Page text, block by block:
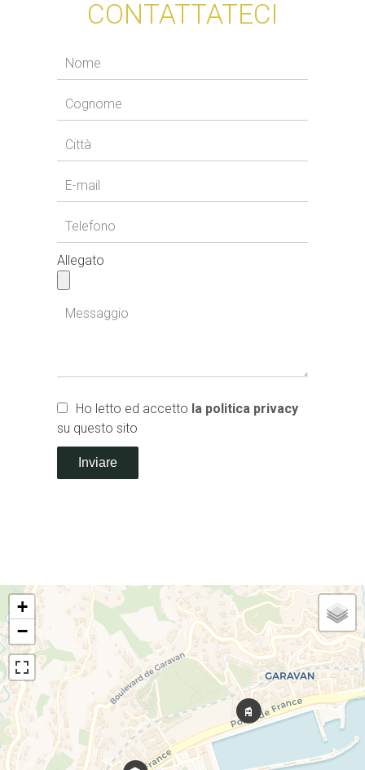
CONTATTATECI
Allegato
Ho letto ed accetto la politica privacy
su questo sito
Inviare
+
−